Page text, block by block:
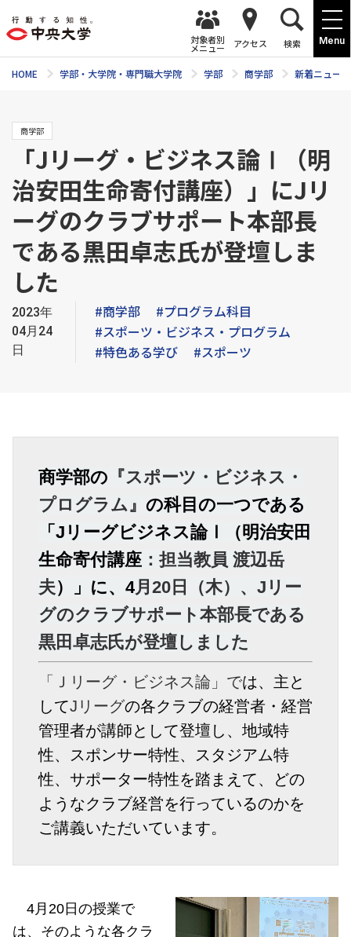
Menu
対象者別
メニュー アクセス 検索
HOME 学部・大学院・専門職大学院 学部 商学部 新着ニュース
商学部
「Jリーグ・ビジネス論Ⅰ（明
治安田生命寄付講座）」にJリ
ーグのクラブサポート本部長
である黒田卓志氏が登壇しま
した
2023年
04月24
日
#商学部
#プログラム科目
#スポーツ・ビジネス・プログラム
#特色ある学び
#スポーツ
商学部の 『スポーツ・ビジネス・
プログラム』 の科目の一つである
「 J リーグビジネス論Ⅰ（明治安田
生命寄付講座 ：担当教員 渡辺岳
夫）」に、4月20日（木）、 Jリー
グのクラブサポート本部長である
黒田卓志氏が登壇しました
「Ｊリーグ・ビジネス論」では、主と
してJリーグの各クラブの経営者・経営
管理者が講師として登壇し、地域特
性、スポンサー特性、スタジアム特
性、サポーター特性を踏まえて、どの
ようなクラブ経営を行っているのかを
ご講義いただいています。
4月 20 日の授業で
は、そのような各クラ